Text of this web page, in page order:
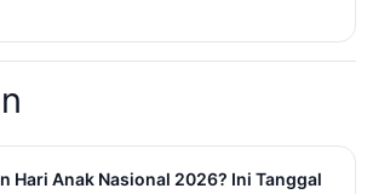
Hari Anak Nasional 2026? Ini Tanggal